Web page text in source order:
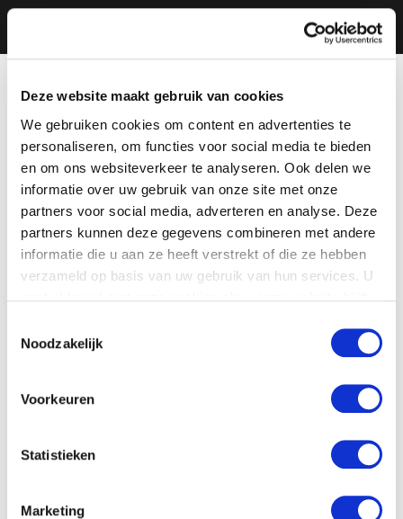
Deze website maakt gebruik van cookies
We gebruiken cookies om content en advertenties te
personaliseren, om functies voor social media te bieden
en om ons websiteverkeer te analyseren. Ook delen we
informatie over uw gebruik van onze site met onze
partners voor social media, adverteren en analyse. Deze
partners kunnen deze gegevens combineren met andere
informatie die u aan ze heeft verstrekt of die ze hebben
verzameld op basis van uw gebruik van hun services. U
Noodzakelijk
Voorkeuren
Statistieken
Marketing